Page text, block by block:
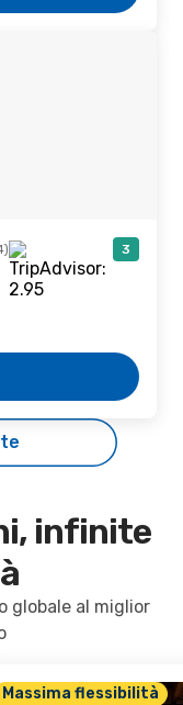
3
infinite
globale al miglior
Massima flessibilità